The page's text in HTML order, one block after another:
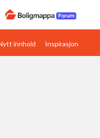
Boligens papirer
innhold Inspirasjon